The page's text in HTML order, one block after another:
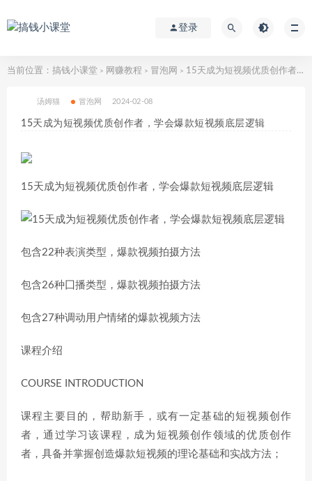
登录
当前位置： 搞钱小课堂 > 网赚教程 > 冒泡网 > 15天成为短视频优质创作者，​学会爆款短视频底层逻辑
汤姆猫 冒泡网 2024-02-08
15天成为短视频优质创作者，​学会爆款短视频底层逻辑
15天成为短视频优质创作者，​学会爆款短视频底层逻辑
包含22种表演类型，爆款视频拍摄方法
包含26种囗播类型，爆款视频拍摄方法
包含27种调动用户情绪的爆款视频方法
课程介绍
COURSE INTRODUCTION
课程主要目的，帮助新手，或有一定基础的短视频创作
者，通过学习该课程，成为短视频创作领域的优质创作
者，具备并掌握创造爆款短视频的理论基础和实战方法；